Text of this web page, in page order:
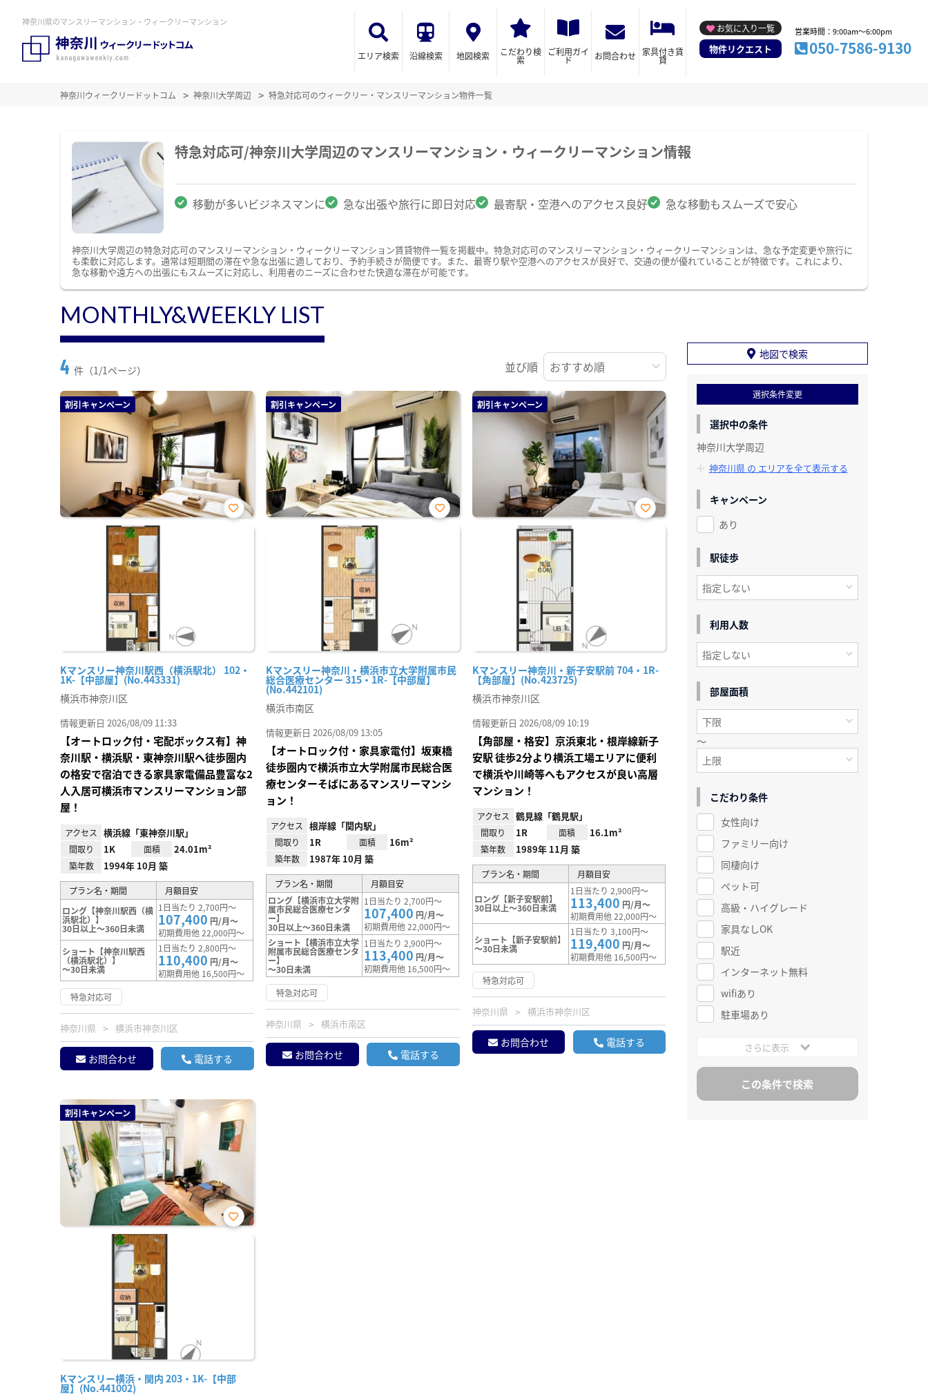
神奈川県のマンスリーマンション・ウィークリーマンション
エリア検索 沿線検索 地図検索 こだわり検
索
ご利用ガイ
ド お問合わせ 家具付き賃
貸
お気に入り一覧
物件リクエスト
営業時間：9:00am～6:00pm
050-7586-9130
神奈川ウィークリードットコム 神奈川大学周辺 特急対応可のウィークリー・マンスリーマンション物件一覧
特急対応可/神奈川大学周辺のマンスリーマンション・ウィークリーマンション情報
移動が多いビジネスマンに 急な出張や旅行に即日対応 最寄駅・空港へのアクセス良好 急な移動もスムーズで安心
神奈川大学周辺の特急対応可のマンスリーマンション・ウィークリーマンション賃貸物件一覧を掲載中。特急対応可のマンスリーマンション・ウィークリーマンションは、急な予定変更や旅行に
も柔軟に対応します。通常は短期間の滞在や急な出張に適しており、予約手続きが簡便です。また、最寄り駅や空港へのアクセスが良好で、交通の便が優れていることが特徴です。これにより、
急な移動や遠方への出張にもスムーズに対応し、利用者のニーズに合わせた快適な滞在が可能です。
MONTHLY&WEEKLY LIST
4 件（1/1ページ） 並び順
割引キャンペーン
Kマンスリー神奈川駅西（横浜駅北） 102・
1K-【中部屋】(No.443331)
お気
横浜市神奈川区
情報更新日 2026/08/09 11:33
【オートロック付・宅配ボックス有】神
奈川駅・横浜駅・東神奈川駅へ徒歩圏内
の格安で宿泊できる家具家電備品豊富な2
人入居可横浜市マンスリーマンション部
屋！
アクセス 横浜線「東神奈川駅」
間取り 1K 面積 24.01m²
築年数 1994年 10月 築
プラン名・期間
月額目安
ロング【神奈川駅西（横
浜駅北）】
30日以上～360日未満
1日当たり 2,700円～
107,400 円/月～
初期費用他 22,000円～
ショート【神奈川駅西
（横浜駅北）】
～30日未満
1日当たり 2,800円～
110,400 円/月～
初期費用他 16,500円～
特急対応可
神奈川県 横浜市神奈川区
お問合わせ 電話する
割引キャンペーン
Kマンスリー神奈川・横浜市立大学附属市民
総合医療センター 315・1R-【中部屋】
(No.442101)
お気
横浜市南区
情報更新日 2026/08/09 13:05
【オートロック付・家具家電付】坂東橋
徒歩圏内で横浜市立大学附属市民総合医
療センターそばにあるマンスリーマンシ
ョン！
アクセス 根岸線「関内駅」
間取り 1R 面積 16m²
築年数 1987年 10月 築
プラン名・期間
月額目安
ロング【横浜市立大学附
属市民総合医療センタ
ー】
30日以上～360日未満
1日当たり 2,700円～
107,400 円/月～
初期費用他 22,000円～
ショート【横浜市立大学
附属市民総合医療センタ
ー】
～30日未満
1日当たり 2,900円～
113,400 円/月～
初期費用他 16,500円～
特急対応可
神奈川県 横浜市南区
お問合わせ 電話する
割引キャンペーン
Kマンスリー神奈川・新子安駅前 704・1R-
【角部屋】(No.423725)
お気
横浜市神奈川区
情報更新日 2026/08/09 10:19
【角部屋・格安】京浜東北・根岸線新子
安駅 徒歩2分より横浜工場エリアに便利
で横浜や川崎等へもアクセスが良い高層
マンション！
アクセス 鶴見線「鶴見駅」
間取り 1R 面積 16.1m²
築年数 1989年 11月 築
プラン名・期間 月額目安
ロング【新子安駅前】
30日以上～360日未満
1日当たり 2,900円～
113,400 円/月～
初期費用他 22,000円～
ショート【新子安駅前】
～30日未満
1日当たり 3,100円～
119,400 円/月～
初期費用他 16,500円～
特急対応可
神奈川県 横浜市神奈川区
お問合わせ 電話する
割引キャンペーン
Kマンスリー横浜・関内 203・1K-【中部
屋】(No.441002)
お気
地図で検索
選択条件変更
選択中の条件
神奈川大学周辺
神奈川県 の エリアを全て表示する
キャンペーン
あり
駅徒歩
利用人数
部屋面積
～
こだわり条件
女性向け
ファミリー向け
同棲向け
ペット可
高級・ハイグレード
家具なしOK
駅近
インターネット無料
wifiあり
駐車場あり
さらに表示